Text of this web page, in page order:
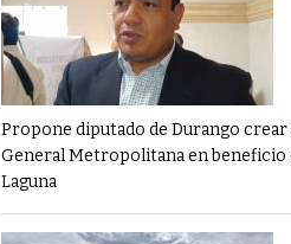
Propone diputado de Durango crear
General Metropolitana en beneficio
Laguna